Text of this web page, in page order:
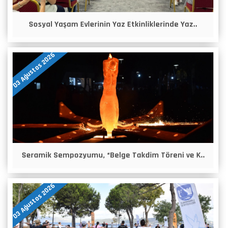
Sosyal Yaşam Evlerinin Yaz Etkinliklerinde Yaz..
03 Ağustos 2026
Seramik Sempozyumu, “Belge Takdim Töreni ve K..
03 Ağustos 2026